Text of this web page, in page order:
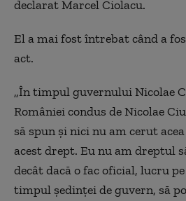
declarat Marcel Ciolacu.
El a mai fost întrebat când a
act.
„În timpul guvernului Nicolae
României condus de Nicolae
să spun şi nici nu am cerut
acest drept. Eu nu am dreptul
decât dacă o fac oficial, lucru
timpul şedinţei de guvern, să